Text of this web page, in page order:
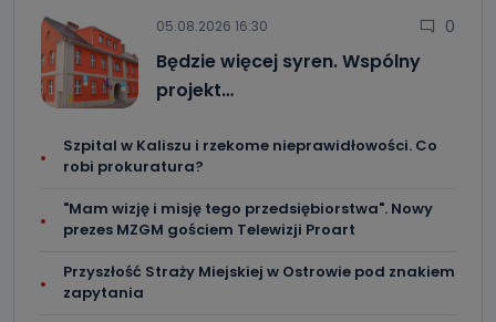
05.08.2026 16:30 0
Będzie więcej syren. Wspólny
projekt…
Szpital w Kaliszu i rzekome nieprawidłowości. Co
robi prokuratura?
"Mam wizję i misję tego przedsiębiorstwa". Nowy
prezes MZGM gościem Telewizji Proart
Przyszłość Straży Miejskiej w Ostrowie pod znakiem
zapytania